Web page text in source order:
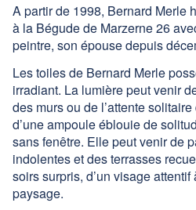
Contact
Facebook
A partir de 1998, Bernard Merle
à la Bégude de Marzerne 26
peintre, son épouse depuis
Les toiles de Bernard Merle
irradiant. La lumière peut venir
des murs ou de l’attente
d’une ampoule éblouie de
sans fenêtre. Elle peut venir de
indolentes et des terrasses
soirs surpris, d’un visage attentif
paysage.